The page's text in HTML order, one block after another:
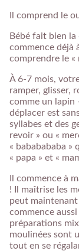
Il comprend le
Bébé fait bien la
commence déjà
comprendre le «
À 6-7 mois,
ramper, glisser,
comme un lapin
déplacer est
syllabes et des
revoir » ou «
« bababababa »
« papa » et «
Il commence à
! Il maîtrise les
peut maintenant
commence
préparations
moulinées sont
tout en se